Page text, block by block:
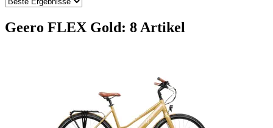
Geero FLEX Gold: 8 Artikel